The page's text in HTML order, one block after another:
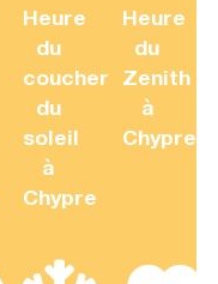
Heure
du
coucher
du
soleil
à
Chypre
Heure
du
Zenith
à
Chypre